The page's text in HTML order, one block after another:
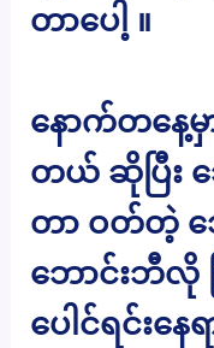
တာပေါ့ ။
နောက်တနေ့
တယ် ဆိုပြီး
တာ ဝတ်တဲ့ ဘ
ဘောင်းဘီလို
ပေါင်ရင်းန